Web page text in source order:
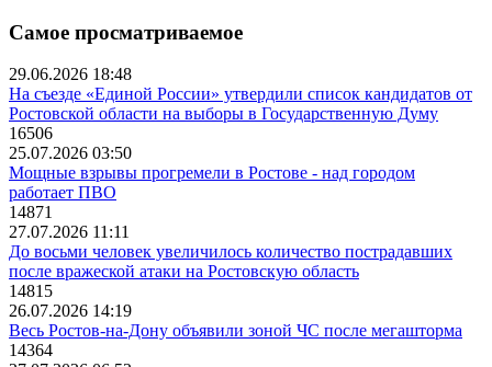
Самое просматриваемое
29.06.2026 18:48
На съезде «Единой России» утвердили список кандидатов от
Ростовской области на выборы в Государственную Думу
16506
25.07.2026 03:50
Мощные взрывы прогремели в Ростове - над городом
работает ПВО
14871
27.07.2026 11:11
До восьми человек увеличилось количество пострадавших
после вражеской атаки на Ростовскую область
14815
26.07.2026 14:19
Весь Ростов-на-Дону объявили зоной ЧС после мегашторма
14364